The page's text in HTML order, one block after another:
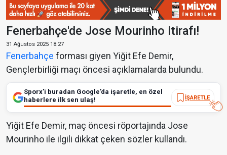
Fenerbahçe'de Jose Mourinho itirafı!
31 Ağustos 2025 18:27
Fenerbahçe forması giyen Yiğit Efe Demir,
Gençlerbirliği maçı öncesi açıklamalarda bulundu.
Sporx’i buradan Google’da işaretle, en özel
haberlere ilk sen ulaş!
İŞARETLE
Yiğit Efe Demir, maç öncesi röportajında Jose
Mourinho ile ilgili dikkat çeken sözler kullandı.